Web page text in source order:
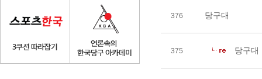
376 당구대
375 당구대